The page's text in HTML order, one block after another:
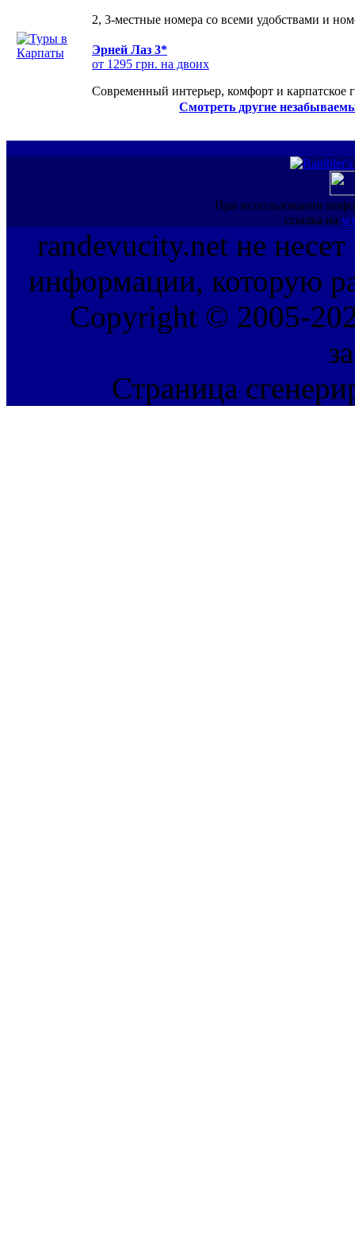
2, 3-местные номера со всеми удобствами и
Эрней Лаз 3*
от 1295 грн. на двоих
Современный интерьер, комфорт и карпатское
Смотреть другие
При использовании
ссылка на
randevucity.net не несет
информации, которую
Copyright © 2005-
Страница